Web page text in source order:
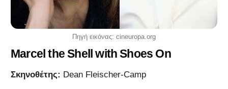
Πηγή εικόνας: cineuropa.org
Marcel the Shell with Shoes On
Σκηνοθέτης: Dean Fleischer-Camp